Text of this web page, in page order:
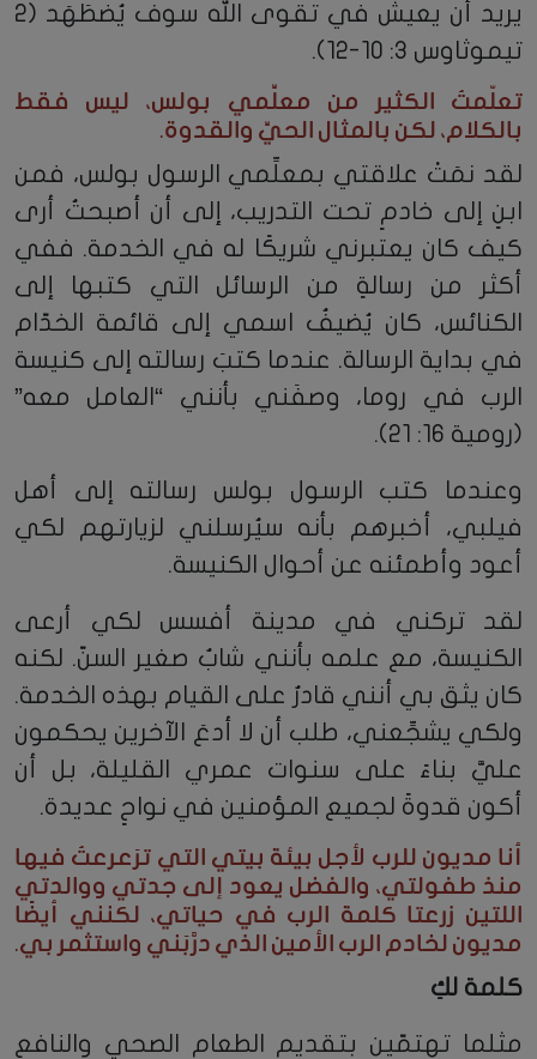
يريد أن يعيش في تقوى الله سوف يُضطَهَد (2
تيموثاوس 3: 10-12).
تعلّمتُ الكثير من معلِّمي بولس، ليس فقط
بالكلام، لكن بالمثال الحيِّ والقدوة.
لقد نمَتْ علاقتي بمعلِّمي الرسول بولس، فمن
ابنٍ إلى خادمٍ تحت التدريب، إلى أن أصبحتُ أرى
كيف كان يعتبرني شريكًا له في الخدمة. ففي
أكثر من رسالةٍ من الرسائل التي كتبها إلى
الكنائس، كان يُضيفُ اسمي إلى قائمة الخدّام
في بداية الرسالة. عندما كتبَ رسالته إلى كنيسة
الرب في روما، وصفَني بأنني “العامل معه”
(رومية 16: 21).
وعندما كتب الرسول بولس رسالته إلى أهل
فيلبي، أخبرهم بأنه سيُرسلني لزيارتهم لكي
أعود وأطمئنه عن أحوال الكنيسة.
لقد تركني في مدينة أفسس لكي أرعى
الكنيسة، مع علمه بأنني شابٌ صغير السنّ. لكنه
كان يثق بي أنني قادرٌ على القيام بهذه الخدمة.
ولكي يشجِّعني، طلب أن لا أدعَ الآخرين يحكمون
عليَّ بناءً على سنوات عمري القليلة، بل أن
أكون قدوةً لجميع المؤمنين في نواحٍ عديدة.
أنا مديون للرب لأجل بيئة بيتي التي ترَعرعتُ فيها
منذ طفولتي، والفضل يعود إلى جدتي ووالدتي
اللتين زرعتا كلمة الرب في حياتي، لكنني أيضًا
مديون لخادم الرب الأمين الذي درَّبَني واستثمر بي.
كلمة لكِ
مثلما تهتمّين بتقديم الطعام الصحي والنافع